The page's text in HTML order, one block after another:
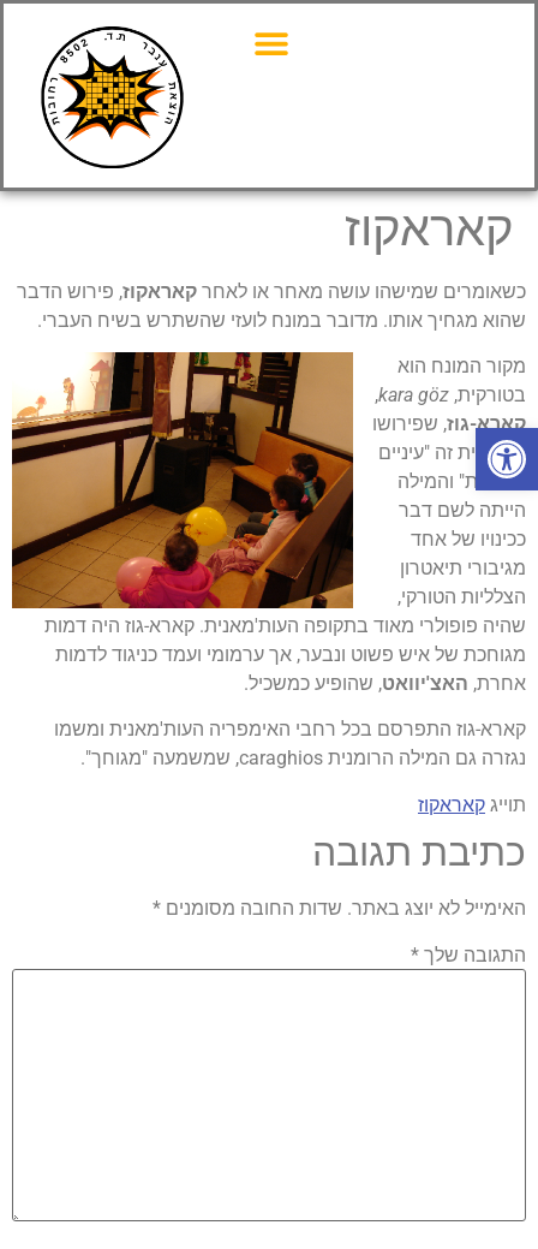
פתח סרגל נגישות
קאראקוז
כשאומרים שמישהו עושה מאחר או לאחר קאראקוז, פירוש הדבר
שהוא מגחיך אותו. מדובר במונח לועזי שהשתרש בשיח העברי.
מקור המונח הוא
בטורקית, kara göz
,
קארא-גוז, שפירושו
בטורקית זה "עיניים
שחורות" והמילה
הייתה לשם דבר
ככינויו של אחד
מגיבורי תיאטרון
הצלליות הטורקי,
שהיה פופולרי מאוד בתקופה העות'מאנית. קארא-גוז היה דמות
מגוחכת של איש פשוט ונבער, אך ערמומי ועמד כניגוד לדמות
אחרת, האצ'יוואט, שהופיע כמשכיל.
קארא-גוז התפרסם בכל רחבי האימפריה העות'מאנית ומשמו
נגזרה גם המילה הרומנית caraghios, שמשמעה "מגוחך".
תוייג קאראקוז
כתיבת תגובה
האימייל לא יוצג באתר. שדות החובה מסומנים *
התגובה שלך *